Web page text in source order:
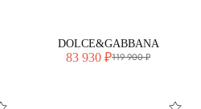
DOLCE&GABBANA
83 930 ₽119 900 ₽